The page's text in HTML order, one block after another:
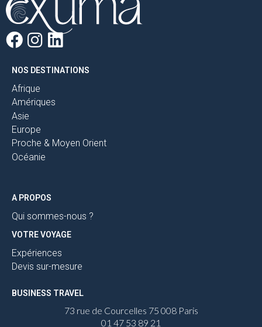
NOS DESTINATIONS
Afrique
Amériques
Asie
Europe
Proche & Moyen Orient
Océanie
A PROPOS
Qui sommes-nous ?
VOTRE VOYAGE
Expériences
Devis sur-mesure
BUSINESS TRAVEL
73 rue de Courcelles 75 008 Paris
01 47 53 89 21